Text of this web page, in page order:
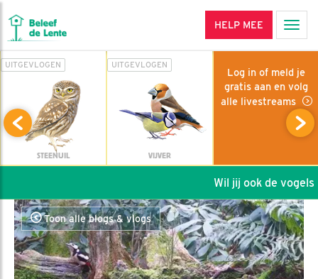
HELP MEE
UITGEVLOGEN
STEENUIL
UITGEVLOGEN
VIJVER
Log in of meld je
gratis aan en volg
alle livestreams
Wil jij ook de vogels
Toon alle blogs & vlogs